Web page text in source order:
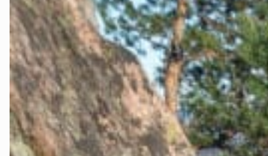
Hurum og
Jevnaker
Lillestrøm
Lørenskog